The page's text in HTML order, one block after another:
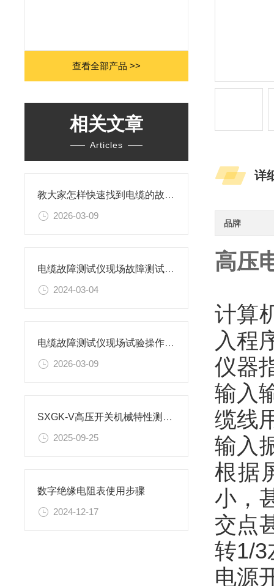
查看全部产品 >>
相关文章
Articles
教大家怎样快速找到电缆的故障点？
2026-03-09
电缆故障测试仪现场故障测试说明
2024-03-04
电缆故障测试仪现场试验操作方法
2026-03-09
SXGK-V高压开关机械特性测试仪使用方法是怎样的？
2025-09-25
数字绝缘电阻表使用步骤
2024-12-17
详
品牌
高压
计算
入程
仪器
输入
缆线
输入
根据
小，
交点
转1/3
电源